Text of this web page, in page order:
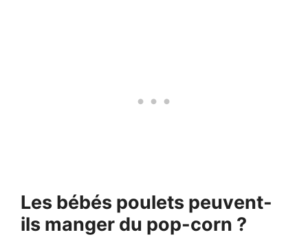
Les bébés poulets peuvent-
ils manger du pop-corn ?